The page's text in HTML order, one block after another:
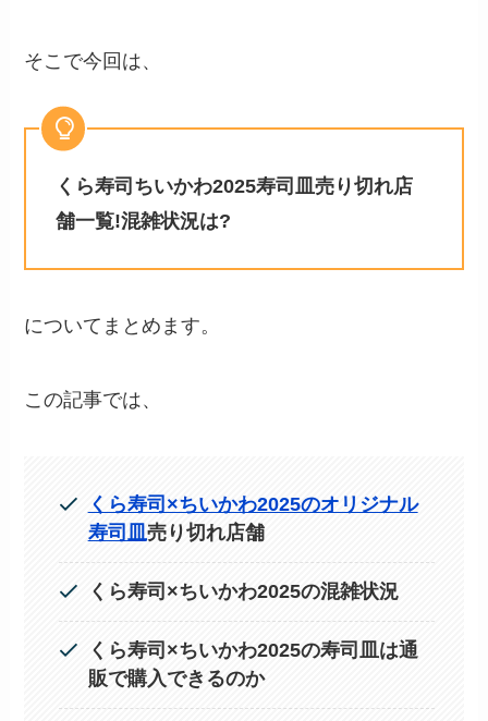
そこで今回は、
くら寿司ちいかわ2025寿司皿売り切れ店
舗一覧!混雑状況は?
についてまとめます。
この記事では、
くら寿司×ちいかわ2025のオリジナル
寿司皿売り切れ店舗
くら寿司×ちいかわ2025の混雑状況
くら寿司×ちいかわ2025の寿司皿は通
販で購入できるのか